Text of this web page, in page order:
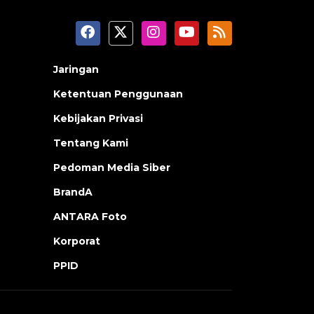
Jaringan
Ketentuan Penggunaan
Kebijakan Privasi
Tentang Kami
Pedoman Media Siber
BrandA
ANTARA Foto
Korporat
PPID